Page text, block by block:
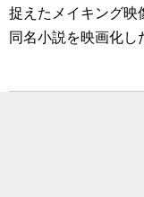
捉えたメイキング
同名小説を映画化し